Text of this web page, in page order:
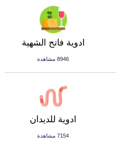
ادوية فاتح الشهية
8946 مشاهدة
ادوية للديدان
7154 مشاهدة